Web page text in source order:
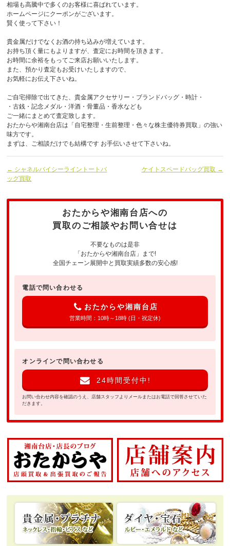
相場も高騰中で多くのお客様に喜ばれています。
ホームページにクーポンがございます。
賢く使って下さい！
貴金属だけでなくお酒の持ち込みが増えています。
お持ち頂く量にもよりますが、査定にお時間を頂きます。
お時間に余裕をもってご来店お願いいたします。
また、預かり査定もお受けいたしますので、
お気軽にお伝え下さいね。
ご自宅掃除で出てきた、貴金属アクセサリー・ブランドバッグ・時計・
・古銭・記念メダル・洋酒・骨董品・香水なども
ご一緒にまとめて査定致します。
おたからや湘南台店は「自宅整理・生前整理・色々な株主優待券買取」の強い
味方です。
まずは、ご相談だけでも結構です お手伝いさせて下さいね。
← シャネルバイシーライントートバ
ッグ買取
ケイトスペードバッグ買取 →
おたからや湘南台店への
買取のご相談やお問い合せは
不要なものは是非
「おたからや湘南台店」まで!
全国チェーン展開中と買取実績多数の安心感!
電話で問い合わせる
おたからや湘南台店
営業時間：10時～18時 (日・祝定休)
オンラインで問い合わせる
24時間受付中!
お問い合わせ内容を確認のうえ、店舗スタッフよりメールまたはお電話で回答させていた
だきます。